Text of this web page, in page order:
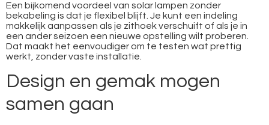
Een bijkomend voordeel van solar lampen zonder
bekabeling is dat je flexibel blijft. Je kunt een indeling
makkelijk aanpassen als je zithoek verschuift of als je in
een ander seizoen een nieuwe opstelling wilt proberen.
Dat maakt het eenvoudiger om te testen wat prettig
werkt, zonder vaste installatie.
Design en gemak mogen
samen gaan